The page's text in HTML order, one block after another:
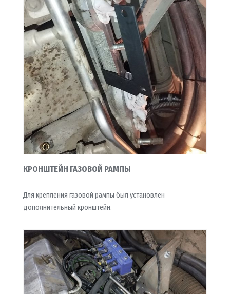
КРОНШТЕЙН ГАЗОВОЙ РАМПЫ
Для крепления газовой рампы был установлен
дополнительный кронштейн.